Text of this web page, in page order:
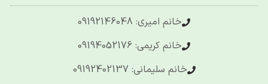
خانم امیری: 09192146048
خانم کریمی: 09194052176
خانم سلیمانی: 09192402137